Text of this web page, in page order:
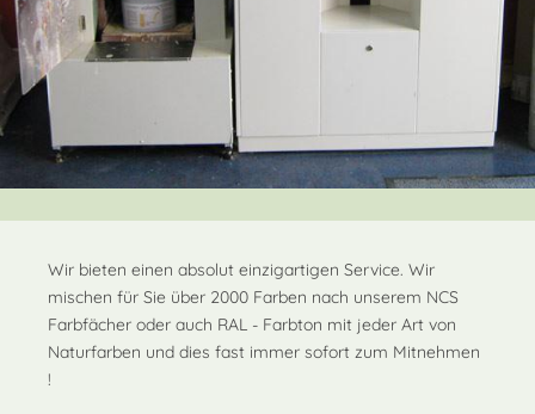
Wir bieten einen absolut einzigartigen Service. Wir
mischen für Sie über 2000 Farben nach unserem NCS
Farbfächer oder auch RAL - Farbton mit jeder Art von
Naturfarben und dies fast immer sofort zum Mitnehmen
!